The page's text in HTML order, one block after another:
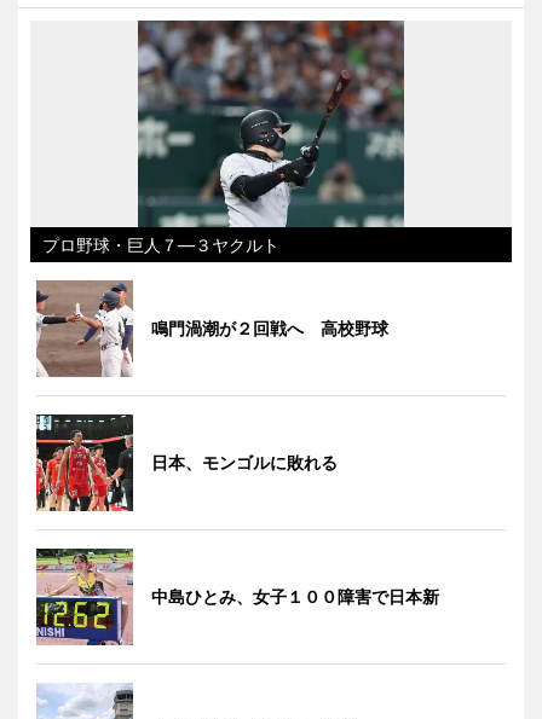
プロ野球・巨人７―３ヤクルト
鳴門渦潮が２回戦へ 高校野球
日本、モンゴルに敗れる
中島ひとみ、女子１００障害で日本新